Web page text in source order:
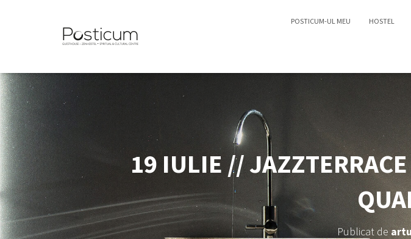
POSTICUM-UL MEU HOSTEL
19 IULIE //
Publicat de